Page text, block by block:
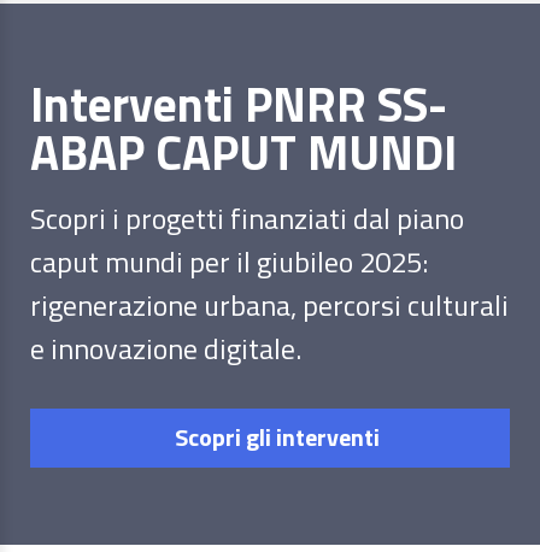
Interventi PNRR SS-
ABAP CAPUT MUNDI
Scopri i progetti finanziati dal piano
caput mundi per il giubileo 2025:
rigenerazione urbana, percorsi culturali
e innovazione digitale.
Scopri gli interventi